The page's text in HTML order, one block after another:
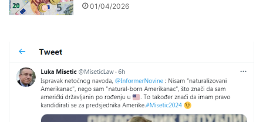
01/04/2026